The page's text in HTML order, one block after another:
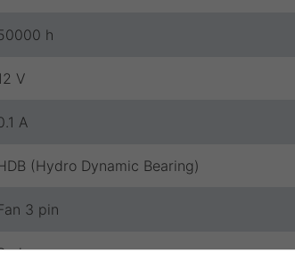
h
V
A
(Hydro Dynamic Bearing)
3 pin